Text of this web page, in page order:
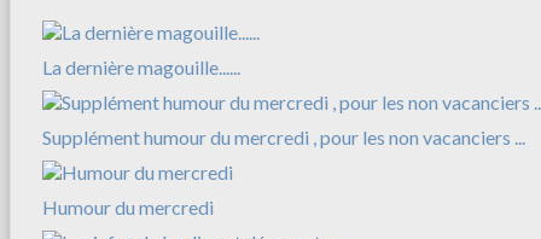
La dernière magouille......
Supplément humour du mercredi , pour les non vacanciers ...
Humour du mercredi